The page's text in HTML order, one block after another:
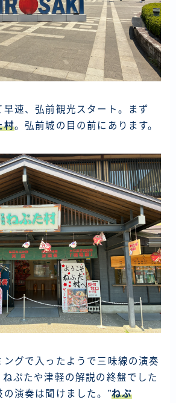
速、弘前観光スタート。まず
村。弘前城の目の前にあります。
ングで入ったようで三味線の演奏
ぷたや津軽の解説の終盤でした
演奏は聞けました。”ねぷ